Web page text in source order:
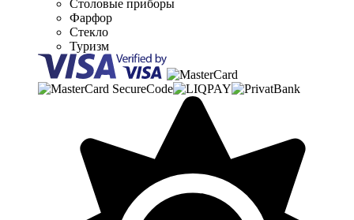
Столовые приборы
Фарфор
Стекло
Туризм